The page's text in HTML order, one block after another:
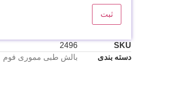
SKU
2496
دسته بندی
بالش طبی مموری فوم